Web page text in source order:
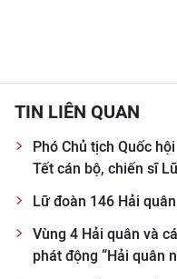
THỜI NAY
NHÂN DÂN CUỐI
NHÂN DÂN HẰNG
MUA BÁO
TIN LIÊN QUAN
Phó Chủ tịch Quốc
Tết cán bộ, chiến sĩ
Lữ đoàn 146 Hải
Vùng 4 Hải quân và
phát động “Hải quân